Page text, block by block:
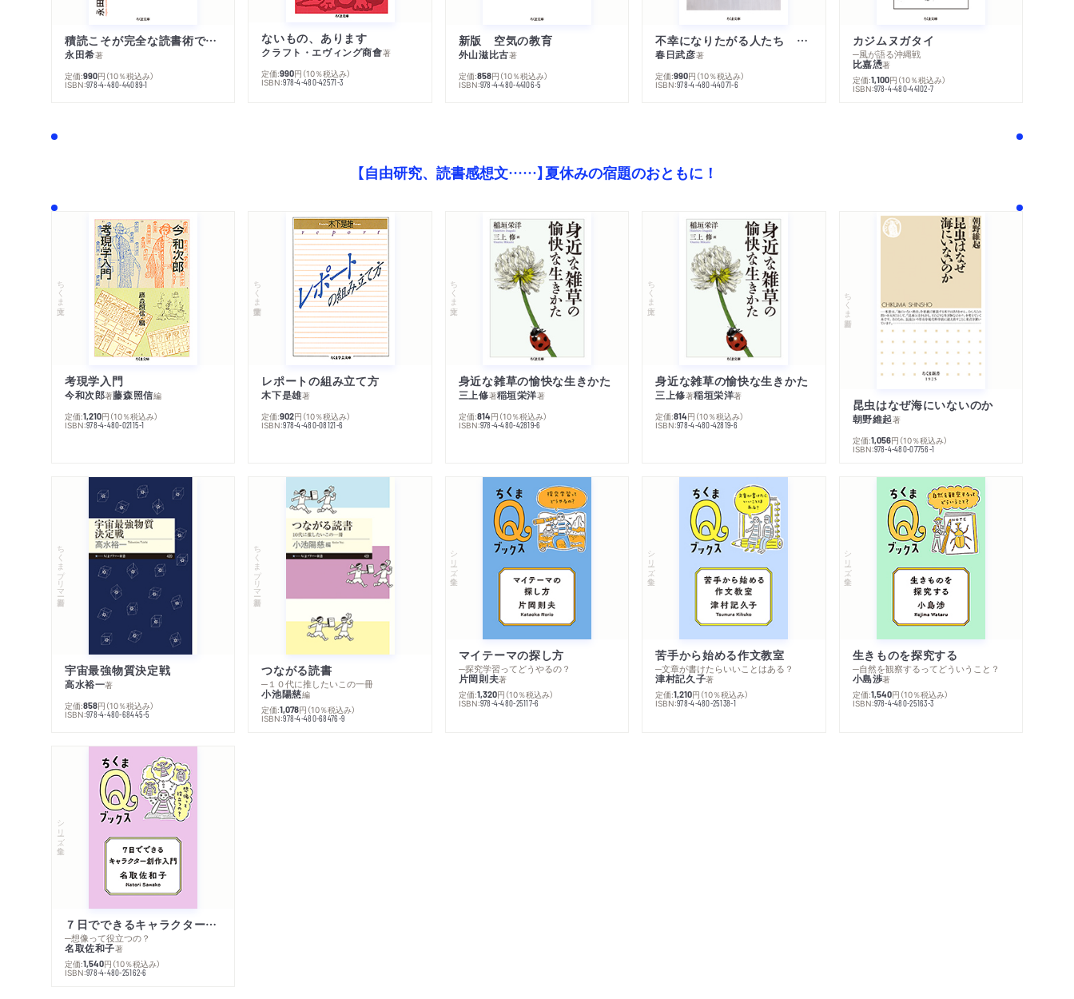
積読こそが完全な読書術である
永田希著
定価:990円 （10％税込み）
ISBN:978-4-480-44089-1
ないもの、あります
クラフト・エヴィング商會著
定価:990円 （10％税込み）
ISBN:978-4-480-42571-3
新版 空気の教育
外山滋比古著
定価:858円 （10％税込み）
ISBN:978-4-480-44106-5
不幸になりたがる人たち 増補新版
春日武彦著
定価:990円 （10％税込み）
ISBN:978-4-480-44071-6
カジムヌガタイ
─風が語る沖縄戦
比嘉慂著
定価:1,100円 （10％税込み）
ISBN:978-4-480-44102-7
【自由研究、読書感想文……】夏休みの宿題のおともに！
ちくま文庫
考現学入門
今和次郎著藤森照信編
定価:1,210円 （10％税込み）
ISBN:978-4-480-02115-1
ちくま学芸文庫
レポートの組み立て方
木下是雄著
定価:902円 （10％税込み）
ISBN:978-4-480-08121-6
ちくま文庫
身近な雑草の愉快な生きかた
三上修著稲垣栄洋著
定価:814円 （10％税込み）
ISBN:978-4-480-42819-6
ちくま文庫
身近な雑草の愉快な生きかた
三上修著稲垣栄洋著
定価:814円 （10％税込み）
ISBN:978-4-480-42819-6
ちくま新書
昆虫はなぜ海にいないのか
朝野維起著
定価:1,056円 （10％税込み）
ISBN:978-4-480-07756-1
ちくまプリマー新書
宇宙最強物質決定戦
高水裕一著
定価:858円 （10％税込み）
ISBN:978-4-480-68445-5
ちくまプリマー新書
つながる読書
─１０代に推したいこの一冊
小池陽慈編
定価:1,078円 （10％税込み）
ISBN:978-4-480-68476-9
シリーズ・全集
マイテーマの探し方
─探究学習ってどうやるの？
片岡則夫著
定価:1,320円 （10％税込み）
ISBN:978-4-480-25117-6
シリーズ・全集
苦手から始める作文教室
─文章が書けたらいいことはある？
津村記久子著
定価:1,210円 （10％税込み）
ISBN:978-4-480-25138-1
シリーズ・全集
生きものを探究する
─自然を観察するってどういうこと？
小島渉著
定価:1,540円 （10％税込み）
ISBN:978-4-480-25163-3
シリーズ・全集
７日でできるキャラクター創作入門
─想像って役立つの？
名取佐和子著
定価:1,540円 （10％税込み）
ISBN:978-4-480-25162-6